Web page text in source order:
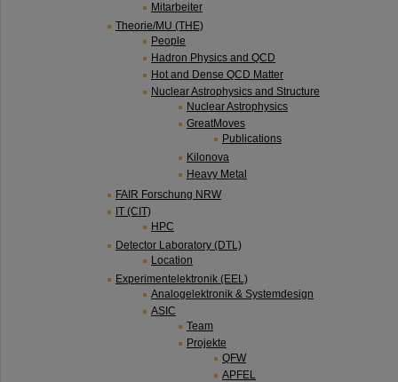
Mitarbeiter
Theorie/MU (THE)
People
Hadron Physics and QCD
Hot and Dense QCD Matter
Nuclear Astrophysics and Structure
Nuclear Astrophysics
GreatMoves
Publications
Kilonova
Heavy Metal
FAIR Forschung NRW
IT (CIT)
HPC
Detector Laboratory (DTL)
Location
Experimentelektronik (EEL)
Analogelektronik & Systemdesign
ASIC
Team
Projekte
QFW
APFEL